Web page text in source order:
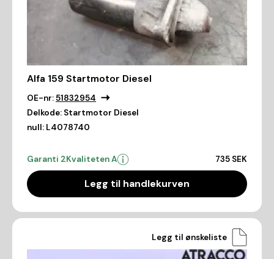
Alfa 159 Startmotor Diesel
OE-nr:51832954
Delkode: Startmotor Diesel
null: L4078740
Garanti 2Kvaliteten A 735 SEK
Legg til handlekurven
Legg til ønskeliste